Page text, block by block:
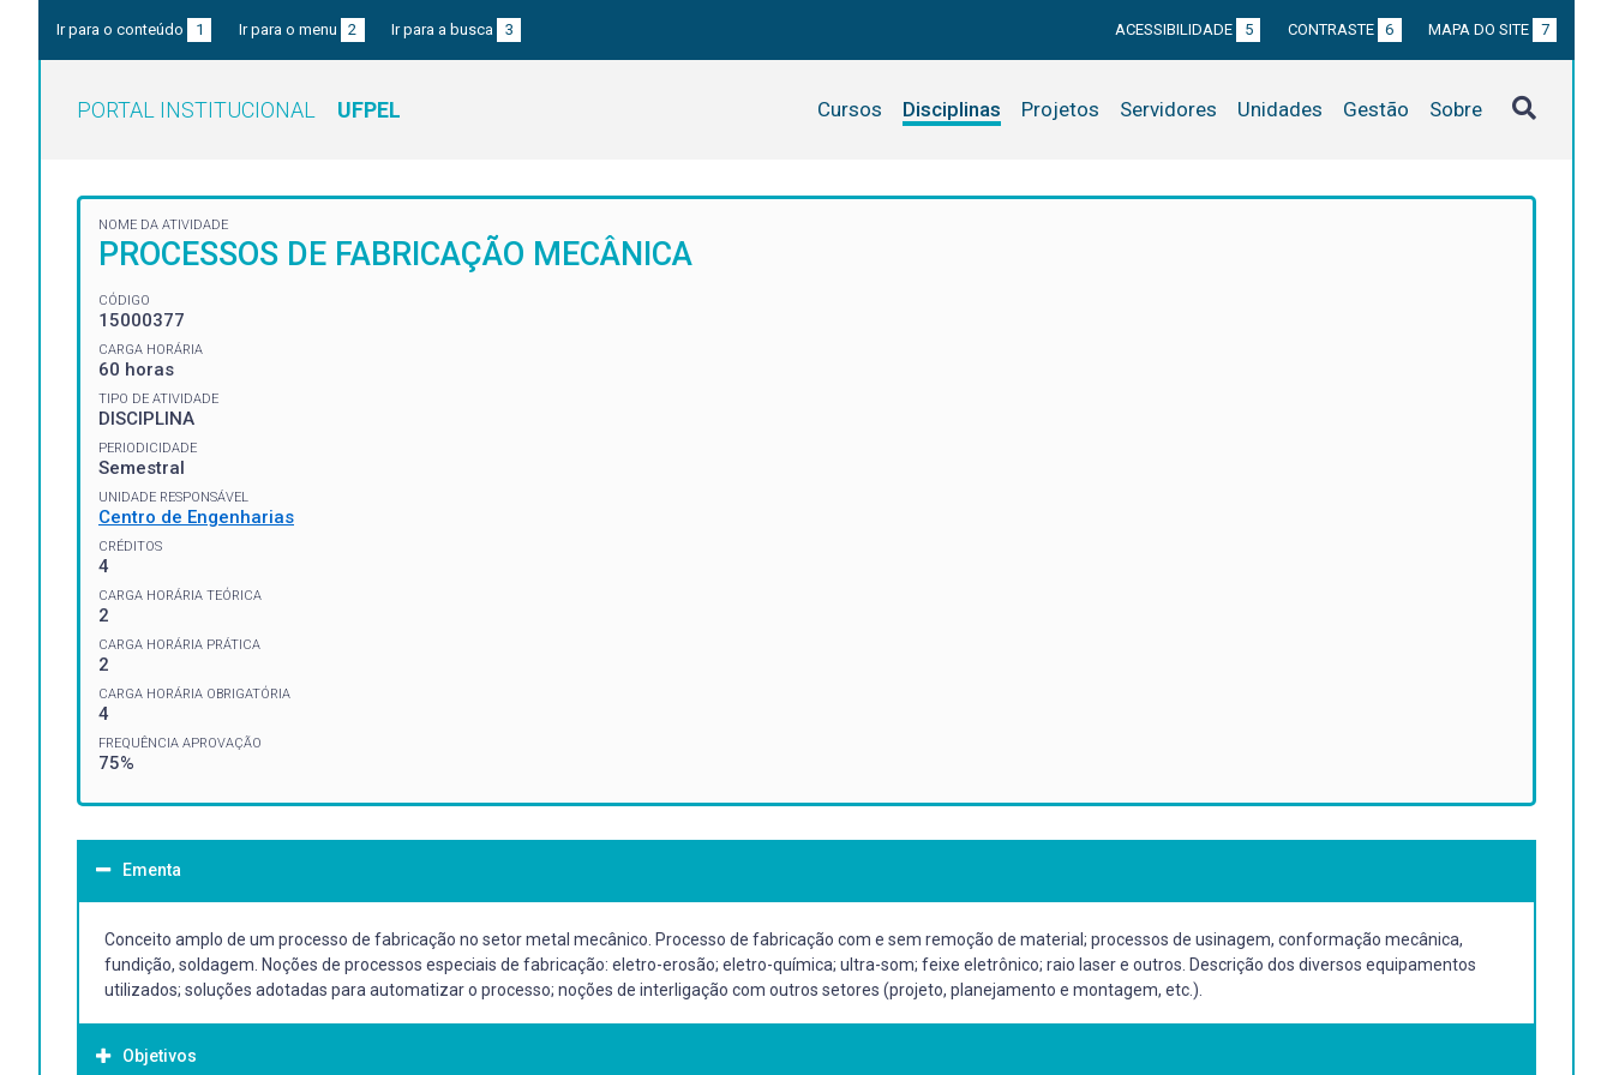
Ir para o conteúdo 1 Ir para o menu 2 Ir para a busca 3 ACESSIBILIDADE 5 CONTRASTE 6 MAPA DO SITE 7
PORTAL INSTITUCIONAL UFPEL Cursos Disciplinas Projetos Servidores Unidades Gestão Sobre
NOME DA ATIVIDADE
PROCESSOS DE FABRICAÇÃO MECÂNICA
CÓDIGO
15000377
CARGA HORÁRIA
60 horas
TIPO DE ATIVIDADE
DISCIPLINA
PERIODICIDADE
Semestral
UNIDADE RESPONSÁVEL
Centro de Engenharias
CRÉDITOS
4
CARGA HORÁRIA TEÓRICA
2
CARGA HORÁRIA PRÁTICA
2
CARGA HORÁRIA OBRIGATÓRIA
4
FREQUÊNCIA APROVAÇÃO
75%
Ementa
Conceito amplo de um processo de fabricação no setor metal mecânico. Processo de fabricação com e sem remoção de material; processos de usinagem, conformação mecânica,
fundição, soldagem. Noções de processos especiais de fabricação: eletro-erosão; eletro-química; ultra-som; feixe eletrônico; raio laser e outros. Descrição dos diversos equipamentos
utilizados; soluções adotadas para automatizar o processo; noções de interligação com outros setores (projeto, planejamento e montagem, etc.).
Objetivos